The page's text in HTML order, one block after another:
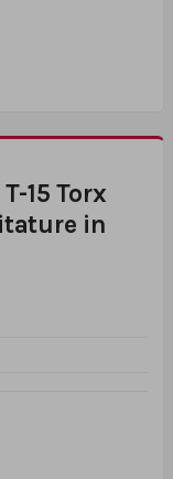
15 Torx
in